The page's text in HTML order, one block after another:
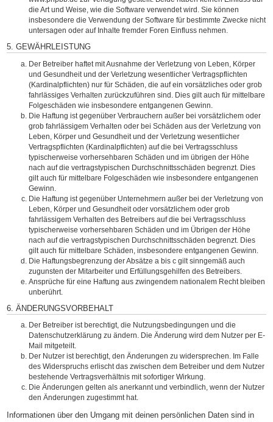
die Art und Weise, wie die Software verwendet wird. Sie können
insbesondere die Verwendung der Software für bestimmte Zwecke nicht
untersagen oder auf Inhalte fremder Foren Einfluss nehmen.
5. GEWÄHRLEISTUNG
Der Betreiber haftet mit Ausnahme der Verletzung von Leben, Körper
und Gesundheit und der Verletzung wesentlicher Vertragspflichten
(Kardinalpflichten) nur für Schäden, die auf ein vorsätzliches oder grob
fahrlässiges Verhalten zurückzuführen sind. Dies gilt auch für mittelbare
Folgeschäden wie insbesondere entgangenen Gewinn.
Die Haftung ist gegenüber Verbrauchern außer bei vorsätzlichem oder
grob fahrlässigem Verhalten oder bei Schäden aus der Verletzung von
Leben, Körper und Gesundheit und der Verletzung wesentlicher
Vertragspflichten (Kardinalpflichten) auf die bei Vertragsschluss
typischerweise vorhersehbaren Schäden und im übrigen der Höhe
nach auf die vertragstypischen Durchschnittsschäden begrenzt. Dies
gilt auch für mittelbare Folgeschäden wie insbesondere entgangenen
Gewinn.
Die Haftung ist gegenüber Unternehmern außer bei der Verletzung von
Leben, Körper und Gesundheit oder vorsätzlichem oder grob
fahrlässigem Verhalten des Betreibers auf die bei Vertragsschluss
typischerweise vorhersehbaren Schäden und im Übrigen der Höhe
nach auf die vertragstypischen Durchschnittsschäden begrenzt. Dies
gilt auch für mittelbare Schäden, insbesondere entgangenen Gewinn.
Die Haftungsbegrenzung der Absätze a bis c gilt sinngemäß auch
zugunsten der Mitarbeiter und Erfüllungsgehilfen des Betreibers.
Ansprüche für eine Haftung aus zwingendem nationalem Recht bleiben
unberührt.
6. ÄNDERUNGSVORBEHALT
Der Betreiber ist berechtigt, die Nutzungsbedingungen und die
Datenschutzerklärung zu ändern. Die Änderung wird dem Nutzer per E-
Mail mitgeteilt.
Der Nutzer ist berechtigt, den Änderungen zu widersprechen. Im Falle
des Widerspruchs erlischt das zwischen dem Betreiber und dem Nutzer
bestehende Vertragsverhältnis mit sofortiger Wirkung.
Die Änderungen gelten als anerkannt und verbindlich, wenn der Nutzer
den Änderungen zugestimmt hat.
Informationen über den Umgang mit deinen persönlichen Daten sind in